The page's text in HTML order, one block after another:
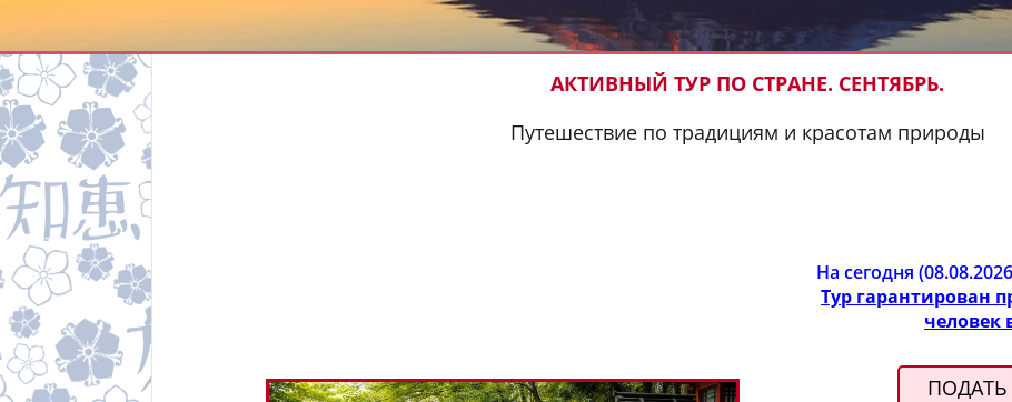
АКТИВНЫЙ ТУР ПО СТРАНЕ. СЕНТЯБРЬ.
Путешествие по традициям и красотам природы
На сегодня
Тур гарантирован
человек
ПОДАТЬ